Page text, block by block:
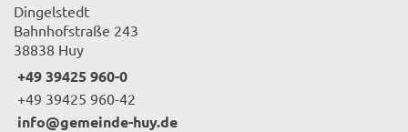
Dingelstedt
Bahnhofstraße 243
38838 Huy
+49 39425 960-0
+49 39425 960-42
info@gemeinde-huy.de